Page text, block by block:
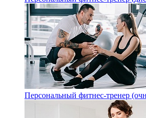
Персональный фитнес-тренер